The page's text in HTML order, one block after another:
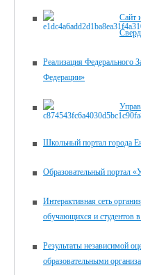
Сайт
Реализация Федерального
Федерации»
Школьный портал города
Образовательный портал
Интерактивная сеть
обучающихся и студентов
Результаты независимой
образовательными